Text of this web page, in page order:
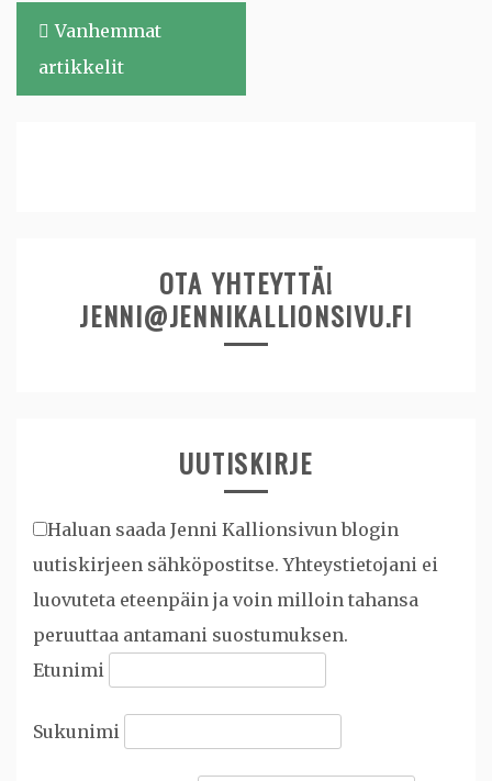
Artikkelien
selaus
Vanhemmat
artikkelit
OTA YHTEYTTÄ!
JENNI@JENNIKALLIONSIVU.FI
UUTISKIRJE
Haluan saada Jenni Kallionsivun blogin
uutiskirjeen sähköpostitse. Yhteystietojani ei
luovuteta eteenpäin ja voin milloin tahansa
peruuttaa antamani suostumuksen.
Etunimi
Sukunimi